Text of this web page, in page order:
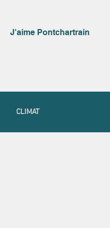
J'aime Pontchartrain
CLIMAT